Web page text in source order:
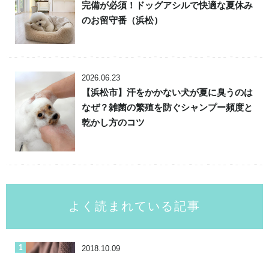
完備が必須！ドッグアシルで快適な夏休み
のお留守番（浜松）
2026.06.23
【浜松市】汗をかかない犬が夏に臭うのは
なぜ？雑菌の繁殖を防ぐシャンプー頻度と
乾かし方のコツ
よく読まれている記事
2018.10.09